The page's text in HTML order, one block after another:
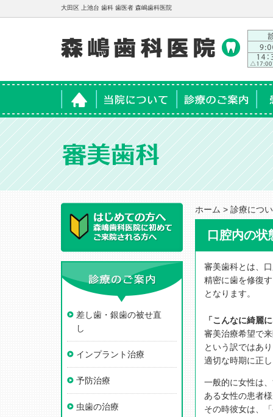
大田区 上池台 歯科 歯医者 森嶋歯科医院
ホーム 当院について 診療のご案内 患
ホーム>診療につ
口腔内の状
審美歯科とは、
精密に歯を修復
となります。
「こんなに綺麗
審美治療希望で
という訳ではあ
適切な時期に正
一般的に女性は
ある女性の患者
その時彼女は、
差し歯・銀歯の被せ直
し
インプラント治療
予防治療
虫歯の治療